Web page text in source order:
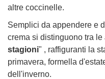
altre coccinelle.
Semplici da appendere e
crema si distinguono tra le
stagioni" , raffiguranti la
primavera, formella
dell'inverno.